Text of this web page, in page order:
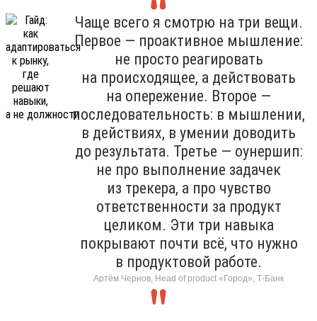
Чаще всего я смотрю на три вещи.
Первое — проактивное мышление:
не просто реагировать
на происходящее, а действовать
на опережение. Второе —
последовательность: в мышлении,
в действиях, в умении доводить
до результата. Третье — оунершип:
не про выполнение задачек
из трекера, а про чувство
ответственности за продукт
целиком. Эти три навыка
покрывают почти всё, что нужно
в продуктовой работе.
Артём Чернов, Head of product «Город», Т-Банк